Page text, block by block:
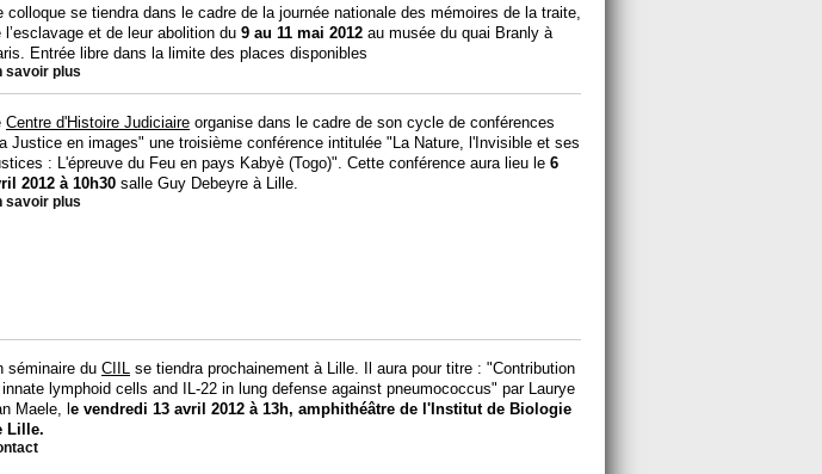
colloque se tiendra dans le cadre de la journée nationale des mémoires de la traite,
l’esclavage et de leur abolition du 9 au 11 mai 2012 au musée du quai Branly à
Entrée libre dans la limite des places disponibles
savoir plus
Centre d'Histoire Judiciaire organise dans le cadre de son cycle de conférences
Justice en images" une troisième conférence intitulée "La Nature, l'Invisible et ses
: L'épreuve du Feu en pays Kabyè (Togo)". Cette conférence aura lieu le 6
2012 à 10h30 salle Guy Debeyre à Lille.
savoir plus
séminaire du CIIL se tiendra prochainement à Lille. Il aura pour titre : "Contribution
lymphoid cells and IL-22 in lung defense against pneumococcus" par Laurye
Maele, l e vendredi 13 avril 2012 à 13h, amphithéâtre de l'Institut de Biologie
Lille.